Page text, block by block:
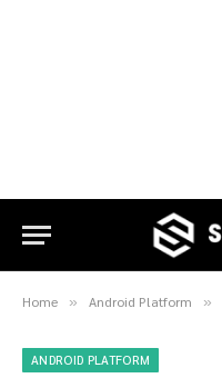
Home » Android Platform »
ANDROID PLATFORM